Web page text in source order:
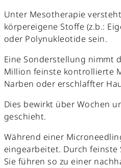
Unter Mesotherapie
körpereigene Stoffe (z.b.:
oder Polynukleotide sein.
Eine Sonderstellung nimmt
Million feinste kontrollierte
Narben oder erschlaffter
Dies bewirkt über Wochen
geschieht.
Während einer
eingearbeitet. Durch
Sie führen so zu einer